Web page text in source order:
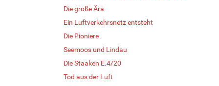
Die große Ära
Ein Luftverkehrsnetz entsteht
Die Pioniere
Seemoos und Lindau
Die Staaken E.4/20
Tod aus der Luft